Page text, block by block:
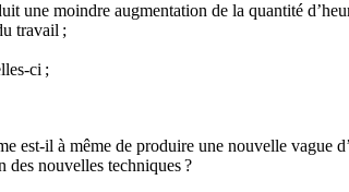
une moindre augmentation de la quantité
travail ;
ci ;
est-il à même de produire une nouvelle vague
nouvelles techniques ?